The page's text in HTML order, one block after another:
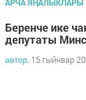
АРЧА ЯҢАЛЫКЛАРЫ
Беренче ике
депутаты
автор, 15 гыйнвар